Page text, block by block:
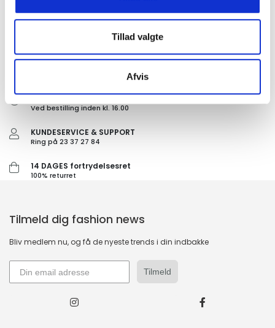
Tillad valgte
Afvis
På ordre under er fragtprisen 29,-
HURTIG LEVERING 1-3 HVERDAGE
Ved bestilling inden kl. 16.00
KUNDESERVICE & SUPPORT
Ring på 23 37 27 84
14 DAGES fortrydelsesret
100% returret
Tilmeld dig fashion news
Bliv medlem nu, og få de nyeste trends i din indbakke
Tilmeld